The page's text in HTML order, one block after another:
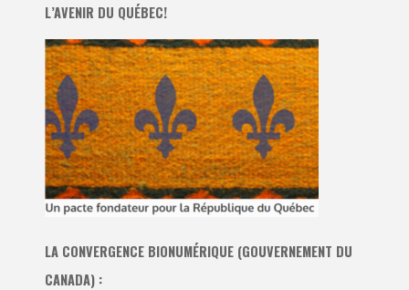
L’AVENIR DU QUÉBEC!
LA CONVERGENCE BIONUMÉRIQUE (GOUVERNEMENT DU
CANADA) :